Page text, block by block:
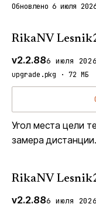
Обновлено 6 июля
RikaNV
v2.2.886 июля 2026
upgrade.pkg · 72 МБ
Угол места цели
замера дистанции.
RikaNV
v2.2.886 июля 2026